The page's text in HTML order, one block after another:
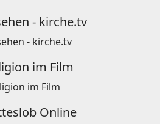
- kirche.tv
im Film